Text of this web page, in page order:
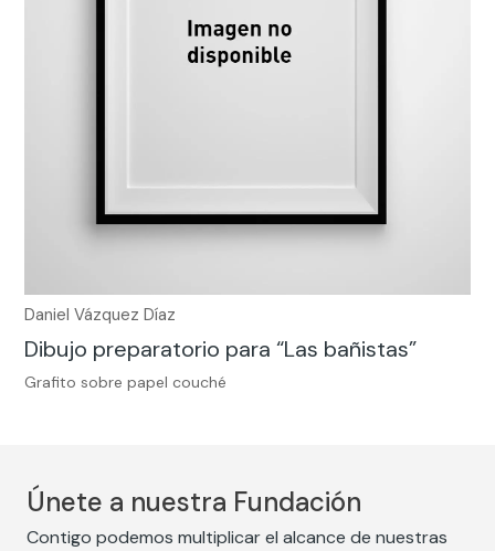
Daniel Vázquez Díaz
Dibujo preparatorio para “Las bañistas”
Grafito sobre papel couché
Únete a nuestra Fundación
Contigo podemos multiplicar el alcance de nuestras